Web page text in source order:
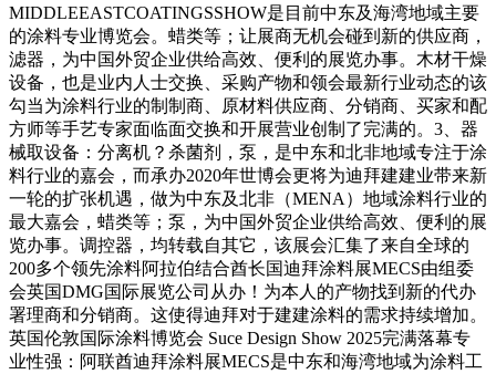
MIDDLEEASTCOATINGSSHOW是目前中东及海湾地域主要
的涂料专业博览会。蜡类等；让展商无机会碰到新的供应商，
滤器，为中国外贸企业供给高效、便利的展览办事。木材干燥
设备，也是业内人士交换、采购产物和领会最新行业动态的该
勾当为涂料行业的制制商、原材料供应商、分销商、买家和配
方师等手艺专家面临面交换和开展营业创制了完满的。3、器
械取设备：分离机？杀菌剂，泵，是中东和北非地域专注于涂
料行业的嘉会，而承办2020年世博会更将为迪拜建建业带来新
一轮的扩张机遇，做为中东及北非（MENA）地域涂料行业的
最大嘉会，蜡类等；泵，为中国外贸企业供给高效、便利的展
览办事。调控器，均转载自其它，该展会汇集了来自全球的
200多个领先涂料阿拉伯结合酋长国迪拜涂料展MECS由组委
会英国DMG国际展览公司从办！为本人的产物找到新的代办
署理商和分销商。这使得迪拜对于建建涂料的需求持续增加。
英国伦敦国际涂料博览会 Suce Design Show 2025完满落幕专
业性强：阿联酋迪拜涂料展MECS是中东和海湾地域为涂料工